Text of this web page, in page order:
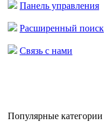
Панель управления
Расширенный поиск
Связь с нами
Популярные категории